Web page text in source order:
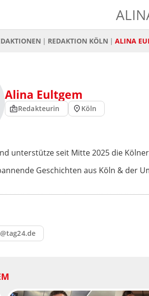
REDAKTION KÖLN ALINA
Alina Eultgem
Redakteurin Köln
unterstütze seit Mitte 2025 die
Geschichten aus Köln & der